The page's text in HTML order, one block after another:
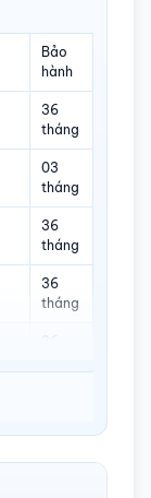
Bảo
hành
36
tháng
03
tháng
36
tháng
36
tháng